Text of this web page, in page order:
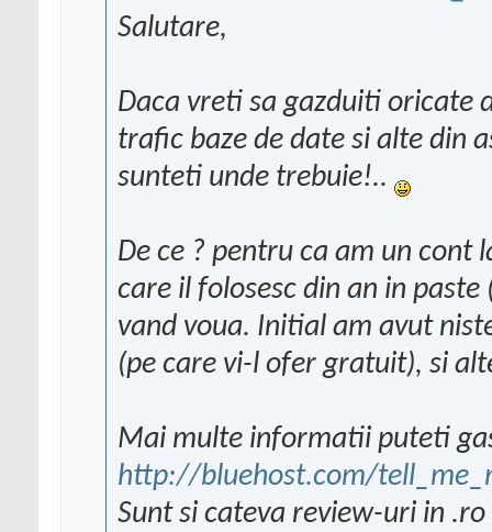
Salutare,
Daca vreti sa gazduiti
trafic baze de date si alte din
sunteti unde trebuie!..
De ce ? pentru ca am un cont
care il folosesc din an in
vand voua. Initial am avut
(pe care vi-l ofer gratuit), si
Mai multe informatii puteti
http://bluehost.com/
Sunt si cateva review-uri in